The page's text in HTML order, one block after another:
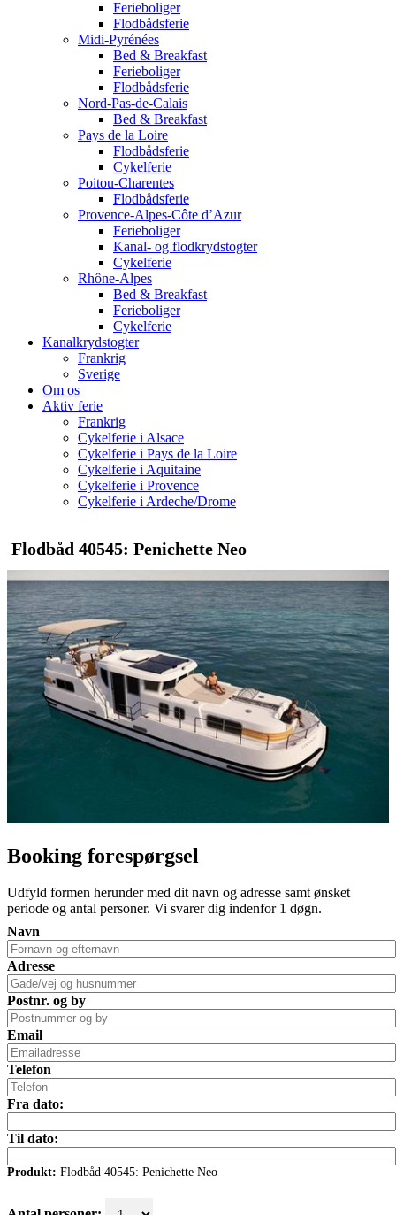
Ferieboliger
Flodbådsferie
Midi-Pyrénées
Bed & Breakfast
Ferieboliger
Flodbådsferie
Nord-Pas-de-Calais
Bed & Breakfast
Pays de la Loire
Flodbådsferie
Cykelferie
Poitou-Charentes
Flodbådsferie
Provence-Alpes-Côte d’Azur
Ferieboliger
Kanal- og flodkrydstogter
Cykelferie
Rhône-Alpes
Bed & Breakfast
Ferieboliger
Cykelferie
Kanalkrydstogter
Frankrig
Sverige
Om os
Aktiv ferie
Frankrig
Cykelferie i Alsace
Cykelferie i Pays de la Loire
Cykelferie i Aquitaine
Cykelferie i Provence
Cykelferie i Ardeche/Drome
Flodbåd 40545: Penichette Neo
Booking forespørgsel
Udfyld formen herunder med dit navn og adresse samt ønsket
periode og antal personer. Vi svarer dig indenfor 1 døgn.
Navn
Adresse
Postnr. og by
Email
Telefon
Fra dato:
Til dato:
Produkt: Flodbåd 40545: Penichette Neo